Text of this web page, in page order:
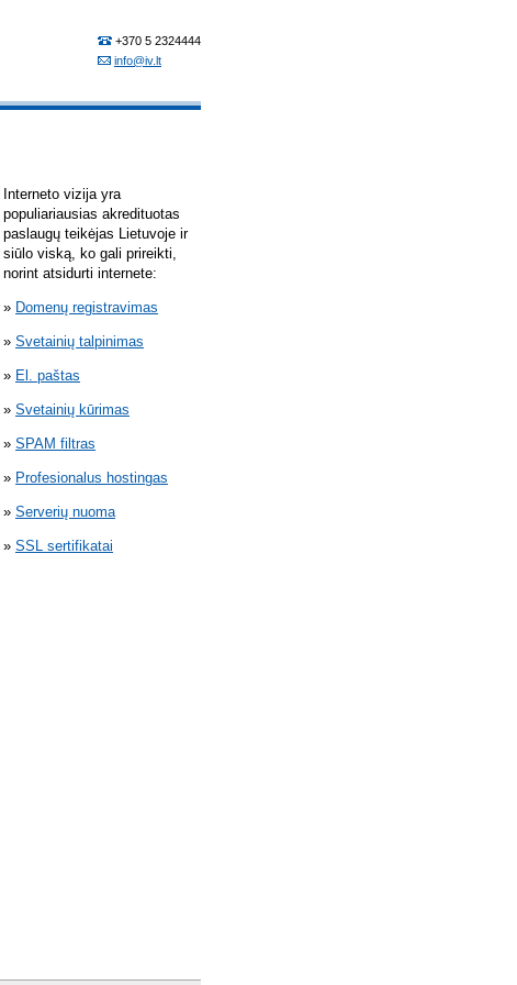
Interneto vizija yra
populiariausias akredituotas
paslaugų teikėjas Lietuvoje ir
siūlo viską, ko gali prireikti,
norint atsidurti internete:
Domenų registravimas
Svetainių talpinimas
El. paštas
Svetainių kūrimas
SPAM filtras
Profesionalus hostingas
Serverių nuoma
SSL sertifikatai